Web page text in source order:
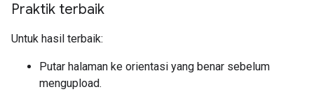
Praktik terbaik
Untuk hasil terbaik:
Putar halaman ke orientasi yang benar sebelum
mengupload.